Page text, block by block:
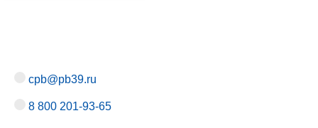
cpb@pb39.ru
8 800 201-93-65